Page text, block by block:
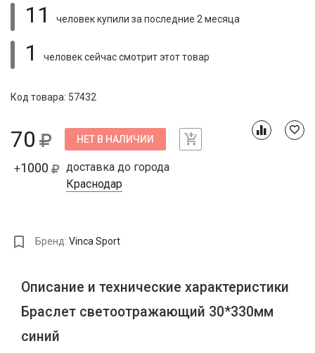
11 человек купили за последние 2 месяца
1 человек сейчас смотритэтот товар
Код товара: 57432
70 НЕТ В НАЛИЧИИ
+1000
доставка до города
Краснодар
Бренд: Vinca Sport
Описание и технические характеристики
Браслет светоотражающий 30*330мм
синий